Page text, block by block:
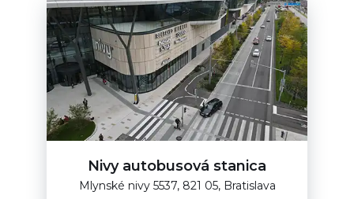
Nivy autobusová stanica
Mlynské nivy 5537, 821 05, Bratislava